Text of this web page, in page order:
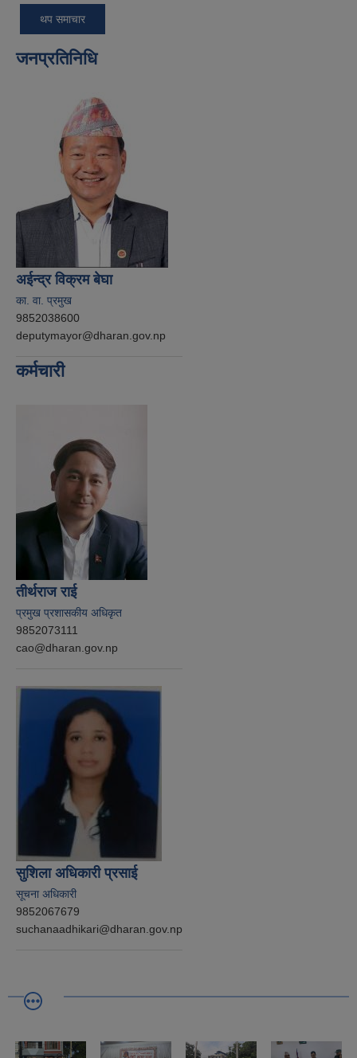
थप समाचार
जनप्रतिनिधि
अईन्द्र विक्रम बेघा
का. वा. प्रमुख
9852038600
deputymayor@dharan.gov.np
कर्मचारी
तीर्थराज राई
प्रमुख प्रशासकीय अधिकृत
9852073111
cao@dharan.gov.np
सुशिला अधिकारी प्रसाई
सूचना अधिकारी
9852067679
suchanaadhikari@dharan.gov.np